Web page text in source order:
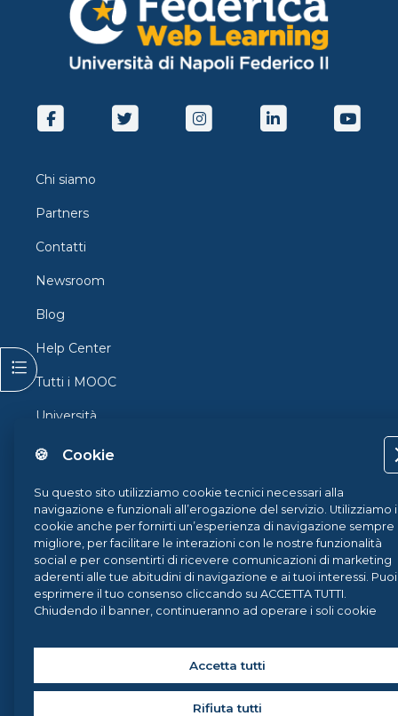
Apri indice del corso
Chi siamo
Partners
Contatti
Newsroom
Blog
Help Center
Tutti i MOOC
Università
Orientamento
FedericaX
Federica Coursera
Accessibilità
Privacy
Termini e Condizioni
Cookie Policy
🍪 Cookie
Su questo sito utilizziamo cookie tecnici necessari alla
navigazione e funzionali all’erogazione del servizio. Utilizziamo i
cookie anche per fornirti un’esperienza di navigazione sempre
migliore, per facilitare le interazioni con le nostre funzionalità
social e per consentirti di ricevere comunicazioni di marketing
aderenti alle tue abitudini di navigazione e ai tuoi interessi. Puoi
esprimere il tuo consenso cliccando su ACCETTA TUTTI.
Chiudendo il banner, continueranno ad operare i soli cookie
cookie utilizzati, visitando la nostraCookie Policy
Accetta tutti
Rifiuta tutti